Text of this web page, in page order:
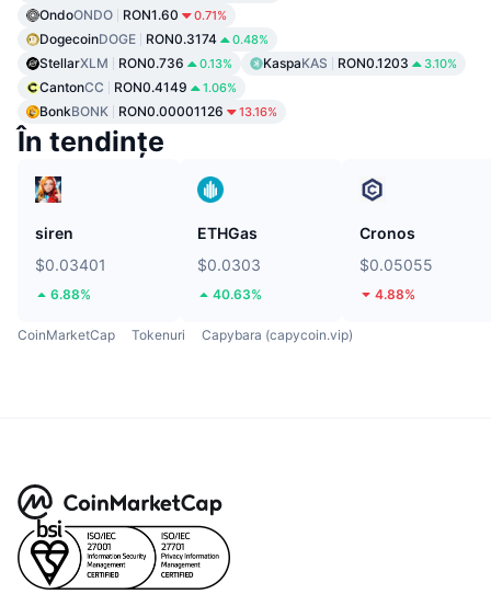
OndoONDO RON1.60 0.71%
DogecoinDOGE RON0.3174 0.48%
StellarXLM RON0.736 0.13% KaspaKAS RON0.1203 3.10%
CantonCC RON0.4149 1.06%
BonkBONK RON0.00001126 13.16%
În tendințe
siren
$0.03401
6.88%
ETHGas
$0.0303
40.63%
Cronos
$0.05055
4.88%
CoinMarketCap Tokenuri Capybara (capycoin.vip)